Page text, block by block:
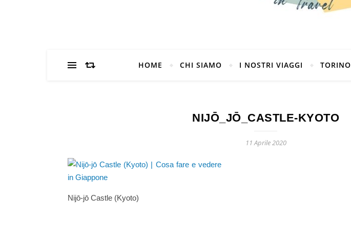
HOME CHI SIAMO I NOSTRI VIAGGI TORINO
NIJŌ_JŌ_CASTLE-KYOTO
11 Aprile 2020
Nijō-jō Castle (Kyoto)